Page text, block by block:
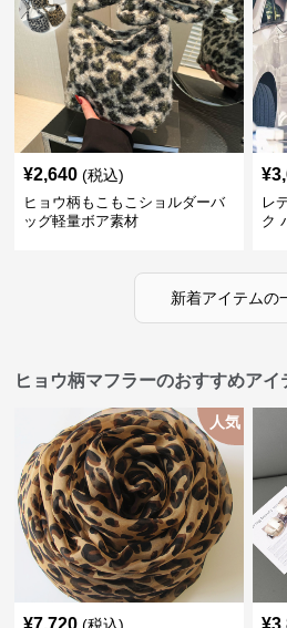
¥2,640 (税込)
ヒョウ柄もこもこショルダーバ
ッグ軽量ボア素材
¥
レ
ク
新着アイテムの
ヒョウ柄マフラーのおすすめアイ
人気
¥7,720 ¥